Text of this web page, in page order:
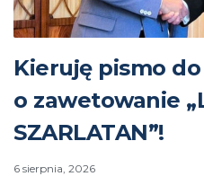
Kieruję pismo
o zawetowanie
SZARLATAN”!
6 sierpnia, 2026